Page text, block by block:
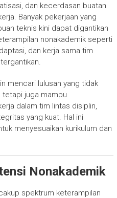
dan kecerdasan buatan
Banyak pekerjaan yang
teknis kini dapat digantikan
nonakademik seperti
dan kerja sama tim
mencari lulusan yang tidak
tetapi juga mampu
dalam tim lintas disiplin,
yang kuat. Hal ini
menyesuaikan kurikulum dan
Nonakademik
spektrum keterampilan